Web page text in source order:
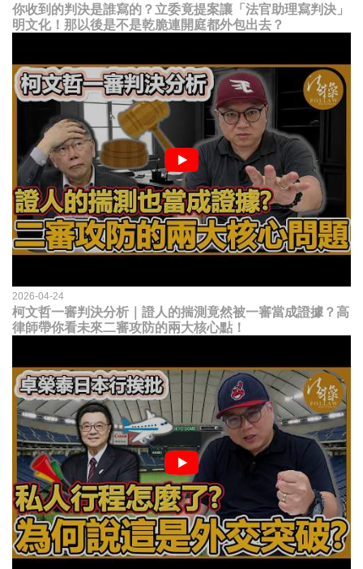
你收到的判決是誰寫的？立委竟提案讓「法官助理寫判決」
明文化！那以後是不是乾脆連開庭都外包出去？
2026-04-24
柯文哲一審判決分析｜證人的揣測竟然被一審當成證據？高
律師帶你看未來二審攻防的兩大核心點！